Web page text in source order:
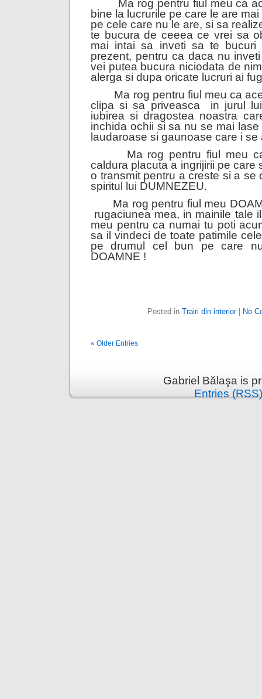
Ma rog pentru fiul meu ca
bine la lucrurile pe care le are
pe cele care nu le are, si sa
te bucura de ceeea ce vrei sa
mai intai sa inveti sa te
prezent, pentru ca daca nu
vei putea bucura niciodata de
alerga si dupa oricate lucruri ai
Ma rog pentru fiul meu ca
clipa si sa priveasca in jurul
iubirea si dragostea noastra
inchida ochii si sa nu se mai
laudaroase si gaunoase care i se
Ma rog pentru fiul meu ca
caldura placuta a ingrijirii pe care
o transmit pentru a creste si a se
spiritul lui DUMNEZEU.
Ma rog pentru fiul meu
rugaciunea mea, in mainile tale
meu pentru ca numai tu poti
sa il vindeci de toate patimile
pe drumul cel bun pe care
DOAMNE !
Posted in Trairi din interior| No
« Older Entries
Gabriel Bălaşa is
Entries (RSS)